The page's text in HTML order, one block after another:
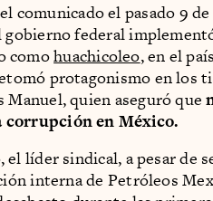
comunicado el pasado 9
gobierno federal
comohuachicoleo, en el
protagonismo en los
Manuel, quien aseguró que
corrupción en México.
líder sindical, a pesar de
interna de Petróleos